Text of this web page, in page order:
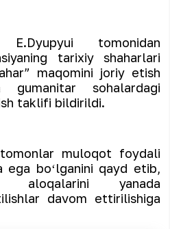
tomonidan
tarixiy shaharlari
maqomini joriy etish
sohalardagi
taklifi bildirildi.
tomonlar muloqot foydali
ega boʻlganini qayd etib,
aloqalarini yanada
davom ettirilishiga